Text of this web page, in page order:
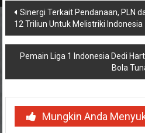
Navigasi
pos
Sinergi Terkait Pendanaan, PLN
12 Triliun Untuk Melistriki Indonesia
Pemain Liga 1 Indonesia Dedi
Bola
Mungkin Anda